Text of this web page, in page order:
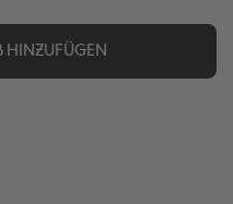
HINZUFÜGEN